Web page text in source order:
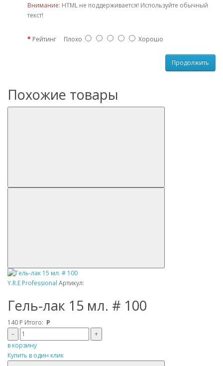
Внимание: HTML не поддерживается! Используйте обычный
текст!
Рейтинг Плохо Хорошо
Продолжить
Похожие товары
Y.R.E Professional Артикул:
Гель-лак 15 мл. # 100
140 Р Итого: Р
–
+
в корзину
Купить в один клик